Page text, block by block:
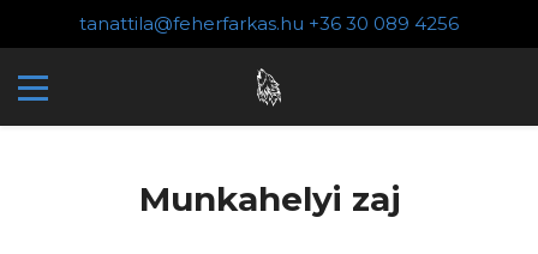
tanattila@feherfarkas.hu +36 30 089 4256
Munkahelyi zaj